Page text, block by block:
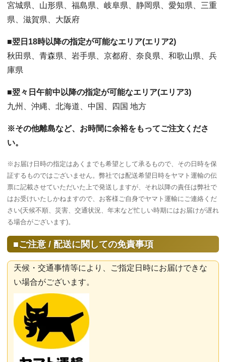
宮城県、山形県、福島県、岐阜県、静岡県、愛知県、三重
県、滋賀県、大阪府
■翌日18時以降の指定が可能なエリア(エリア2)
秋田県、青森県、岩手県、京都府、奈良県、和歌山県、兵
庫県
■翌々日午前中以降の指定が可能なエリア(エリア3)
九州、沖縄、北海道、中国、四国 地方
※その他離島など、お時間に余裕をもってご注文くださ
い。
※お届け日時の指定はあくまでも希望として承るもので、その日時を保
証するものではございません。弊社では配送希望日時をヤマト運輸の伝
票に記載させていただいた上で発送しますが、それ以降の責任は弊社で
はお受けいたしかねますので、お客様ご自身でヤマト運輸にご連絡くだ
さい(天候不順、災害、交通状況、年末など忙しい時期にはお届けが遅れ
る場合がございます)。
■ご注意 / 配送に関しての免責事項
天候・交通事情等により、ご指定日時にお届けできな
い場合がございます。